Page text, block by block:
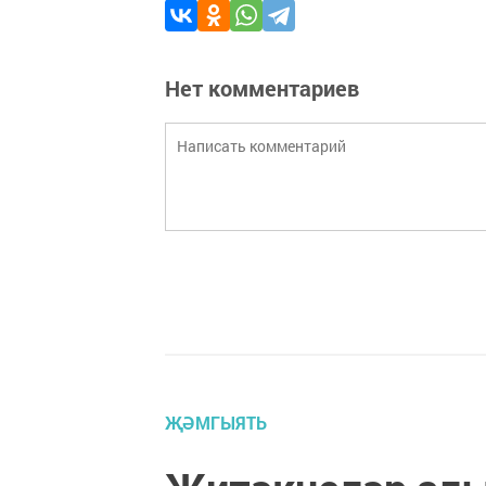
Нет комментариев
ҖӘМГЫЯТЬ